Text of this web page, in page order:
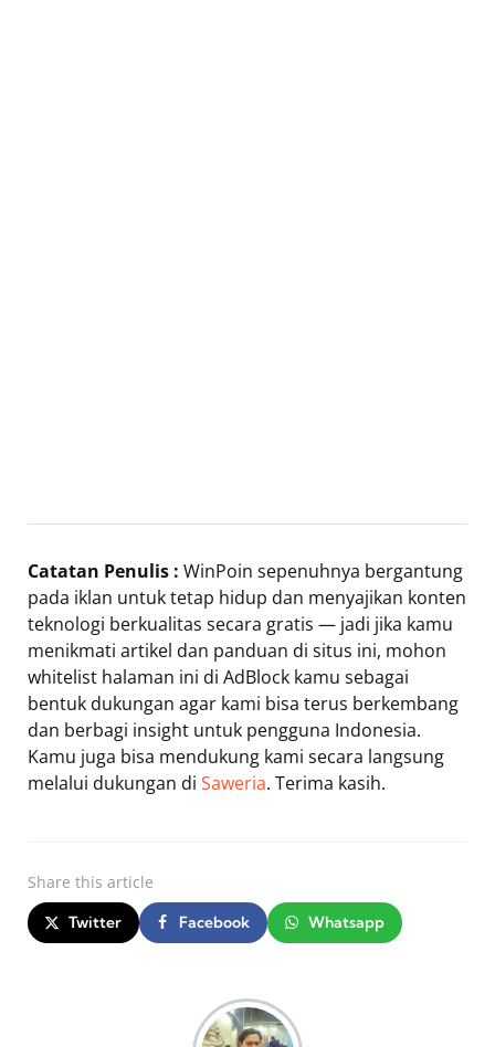
Catatan Penulis : WinPoin sepenuhnya bergantung
pada iklan untuk tetap hidup dan menyajikan konten
teknologi berkualitas secara gratis — jadi jika kamu
menikmati artikel dan panduan di situs ini, mohon
whitelist halaman ini di AdBlock kamu sebagai
bentuk dukungan agar kami bisa terus berkembang
dan berbagi insight untuk pengguna Indonesia.
Kamu juga bisa mendukung kami secara langsung
melalui dukungan di Saweria. Terima kasih.
Share this article
Twitter Facebook Whatsapp